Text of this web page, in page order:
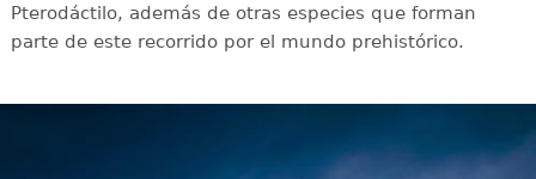
Pterodáctilo, además de otras especies que forman
parte de este recorrido por el mundo prehistórico.